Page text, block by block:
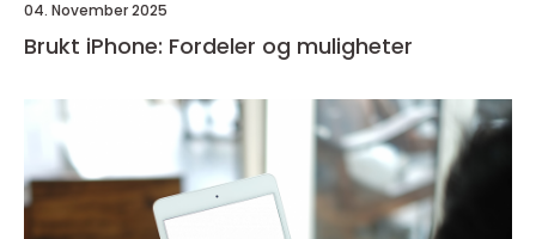
04. November 2025
Brukt iPhone: Fordeler og muligheter